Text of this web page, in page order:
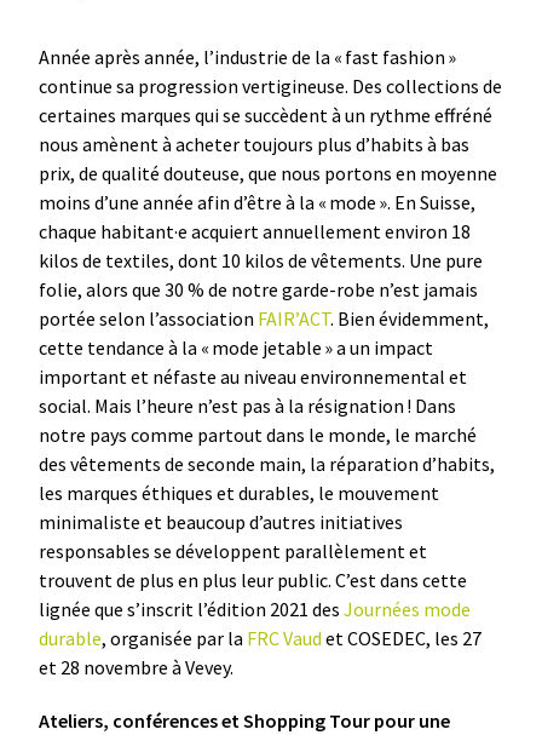
Année après année, l’industrie de la « fast fashion »
continue sa progression vertigineuse. Des collections de
certaines marques qui se succèdent à un rythme effréné
nous amènent à acheter toujours plus d’habits à bas
prix, de qualité douteuse, que nous portons en moyenne
moins d’une année afin d’être à la « mode ». En Suisse,
chaque habitant·e acquiert annuellement environ 18
kilos de textiles, dont 10 kilos de vêtements. Une pure
folie, alors que 30 % de notre garde-robe n’est jamais
portée selon l’association FAIR’ACT. Bien évidemment,
cette tendance à la « mode jetable » a un impact
important et néfaste au niveau environnemental et
social. Mais l’heure n’est pas à la résignation ! Dans
notre pays comme partout dans le monde, le marché
des vêtements de seconde main, la réparation d’habits,
les marques éthiques et durables, le mouvement
minimaliste et beaucoup d’autres initiatives
responsables se développent parallèlement et
trouvent de plus en plus leur public. C’est dans cette
lignée que s’inscrit l’édition 2021 desJournées mode
durable, organisée par la FRC Vaud et COSEDEC, les 27
et 28 novembre à Vevey.
Ateliers, conférences et Shopping Tour pour une